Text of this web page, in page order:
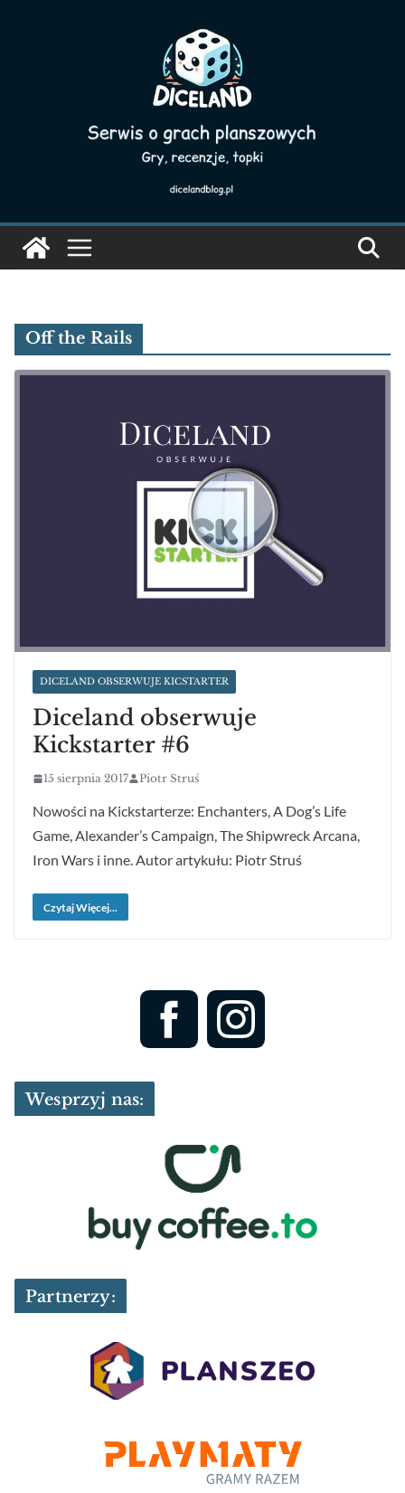
Off the Rails
DICELAND OBSERWUJE KICSTARTER
Diceland obserwuje
Kickstarter #6
15 sierpnia 2017 Piotr Struś
Nowości na Kickstarterze: Enchanters, A Dog’s Life
Game, Alexander’s Campaign, The Shipwreck Arcana,
Iron Wars i inne. Autor artykułu: Piotr Struś
Czytaj Więcej...
Wesprzyj nas:
Partnerzy: